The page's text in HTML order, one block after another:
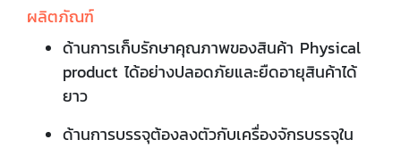
ผลิตภัณฑ์
ด้านการเก็บรักษาคุณภาพของสินค้า Physical
product ได้อย่างปลอดภัยและยืดอายุสินค้าได้
ยาว
ด้านการบรรจุต้องลงตัวกับเครื่องจักรบรรจุใน